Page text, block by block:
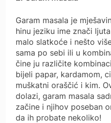
Garam masala je
hinu jeziku ime znači
malo slatkoće i nešto
sama po sebi ili u
čine ju različite
bijeli papar, kardamom,
muškatni oraščić i kim.
dolazi, garam masala
začine i njihov poseban
da ih probate nekoliko!